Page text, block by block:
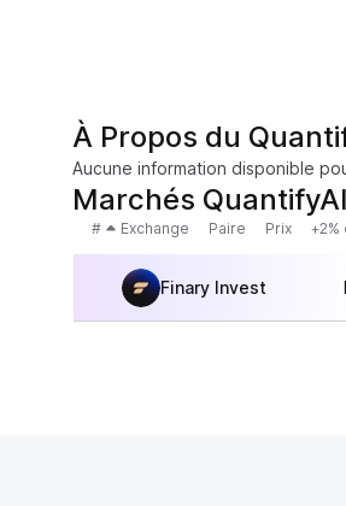
À Propos du
Aucune information disponible
Marchés QuantifyAI
# Exchange Paire Prix +2%
Finary Invest